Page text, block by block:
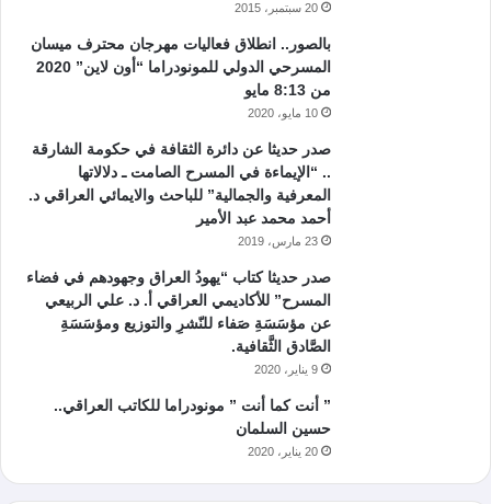
20 سبتمبر، 2015
بالصور.. انطلاق فعاليات مهرجان محترف ميسان
المسرحي الدولي للمونودراما “أون لاين” 2020
من 8:13 مايو
10 مايو، 2020
صدر حديثا عن دائرة الثقافة في حكومة الشارقة
.. “الإيماءة في المسرح الصامت ـ دلالاتها
المعرفية والجمالية” للباحث والايمائي العراقي د.
أحمد محمد عبد الأمير
23 مارس، 2019
صدر حديثا كتاب “يهودُ العراق وجهودهم في فضاء
المسرح” للأكاديمي العراقي أ. د. علي الربيعي
عن مؤسَسَةِ صَفاء للنّشرِ والتوزيع ومؤسَسَةِ
الصَّادق الثَّقافية.
9 يناير، 2020
” أنت كما أنت ” مونودراما للكاتب العراقي..
حسين السلمان
20 يناير، 2020